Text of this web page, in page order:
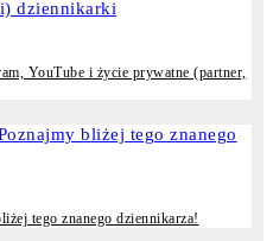
YouTube i życie prywatne (partner,
tego znanego dziennikarza!